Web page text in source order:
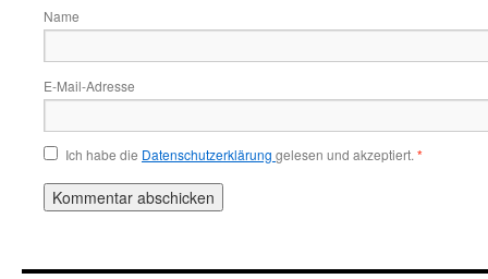
Name
E-Mail-Adresse
Ich habe die Datenschutzerklärung gelesen und akzeptiert. *